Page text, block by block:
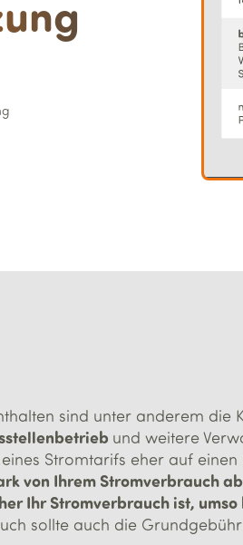
sind unter anderem die
und weitere
Stromtarifs eher auf
von Ihrem Stromverbrauch ab
Ihr Stromverbrauch ist,
sollte auch die